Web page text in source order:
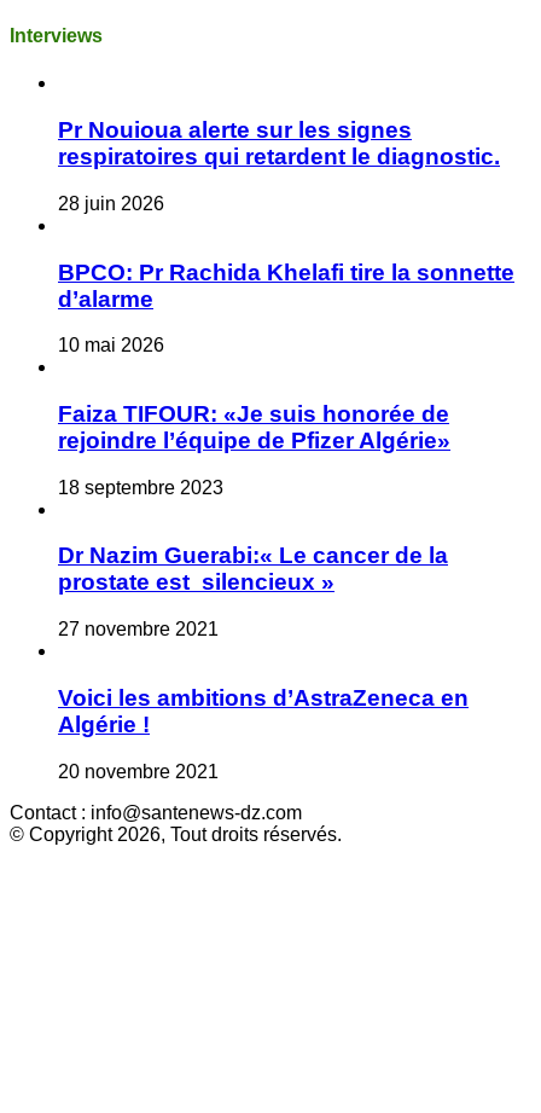
Interviews
Pr Nouioua alerte sur les signes
respiratoires qui retardent le diagnostic.
28 juin 2026
BPCO: Pr Rachida Khelafi tire la sonnette
d’alarme
10 mai 2026
Faiza TIFOUR: «Je suis honorée de
rejoindre l’équipe de Pfizer Algérie»
18 septembre 2023
Dr Nazim Guerabi:« Le cancer de la
prostate est silencieux »
27 novembre 2021
Voici les ambitions d’AstraZeneca en
Algérie !
20 novembre 2021
Contact : info@santenews-dz.com
© Copyright 2026, Tout droits réservés.